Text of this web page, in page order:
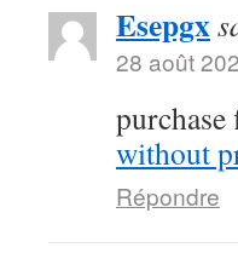
Esepgx
28 août
without
Répondre